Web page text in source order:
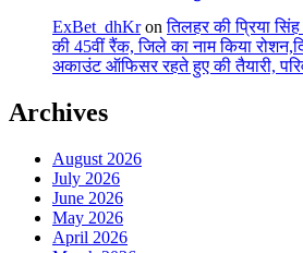
ExBet_dhKronतिलहर की प्रिया
की 45वीं रैंक, जिले का नाम किया
अकाउंट ऑफिसर रहते हुए की तैयारी,
Archives
August 2026
July 2026
June 2026
May 2026
April 2026